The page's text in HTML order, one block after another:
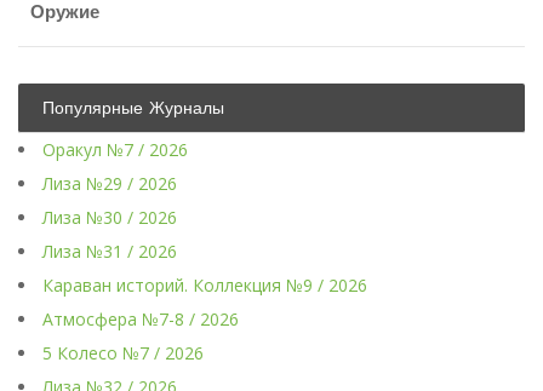
Оружие
Популярные Журналы
Оракул №7 / 2026
Лиза №29 / 2026
Лиза №30 / 2026
Лиза №31 / 2026
Караван историй. Коллекция №9 / 2026
Атмосфера №7-8 / 2026
5 Колесо №7 / 2026